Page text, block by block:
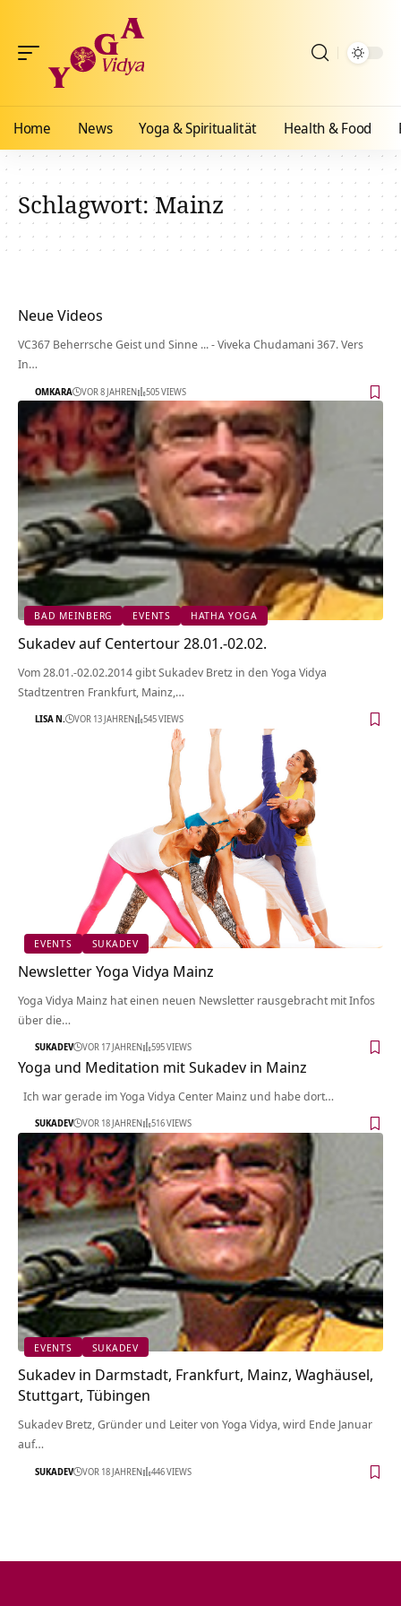
Home News Yoga & Spiritualität Health & Food
Schlagwort:Mainz
Neue Videos
VC367 Beherrsche Geist und Sinne ... - Viveka Chudamani 367. Vers
In…
OMKARA VOR 8 JAHREN 505 VIEWS
BAD MEINBERG EVENTS HATHA YOGA
Sukadev auf Centertour 28.01.-02.02.
Vom 28.01.-02.02.2014 gibt Sukadev Bretz in den Yoga Vidya
Stadtzentren Frankfurt, Mainz,…
LISA N. VOR 13 JAHREN 545 VIEWS
EVENTS SUKADEV
Newsletter Yoga Vidya Mainz
Yoga Vidya Mainz hat einen neuen Newsletter rausgebracht mit Infos
über die…
SUKADEV VOR 17 JAHREN 595 VIEWS
Yoga und Meditation mit Sukadev in Mainz
Ich war gerade im Yoga Vidya Center Mainz und habe dort…
SUKADEV VOR 18 JAHREN 516 VIEWS
EVENTS SUKADEV
Sukadev in Darmstadt, Frankfurt, Mainz, Waghäusel,
Stuttgart, Tübingen
Sukadev Bretz, Gründer und Leiter von Yoga Vidya, wird Ende Januar
auf…
SUKADEV VOR 18 JAHREN 446 VIEWS